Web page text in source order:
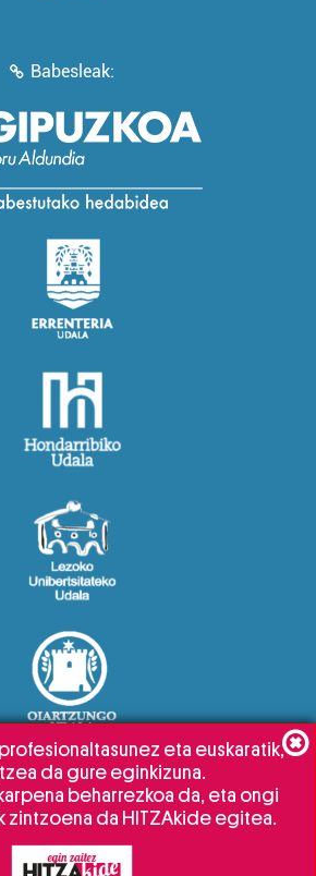
Babesleak:
eta euskaratik,
da gure eginkizuna.
beharrezkoa da, eta ongi
zintzoena da HITZAkide egitea.